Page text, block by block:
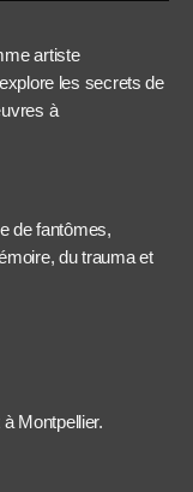
artiste
les secrets de
à
de fantômes,
du trauma et
Montpellier.